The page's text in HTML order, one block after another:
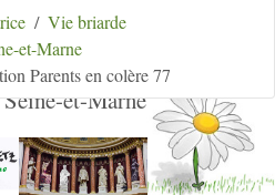
Aller au menu
et-Marne
Vie briarde
et-Marne
Parents en colère 77